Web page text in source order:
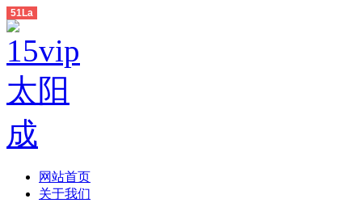
51La
网站首页
关于我们